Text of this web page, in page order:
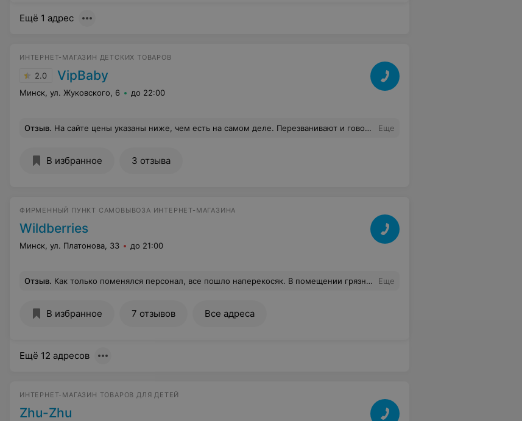
Ещё 1 адрес
ИНТЕРНЕТ-МАГАЗИН ДЕТСКИХ ТОВАРОВ
2.0 VipBaby
Минск, ул. Жуковского, 6 до 22:00
Отзыв. На сайте цены указаны ниже, чем есть на самом деле. Перезванивают и говорят, что цена выше. Еще
В избранное 3 отзыва
ФИРМЕННЫЙ ПУНКТ САМОВЫВОЗА ИНТЕРНЕТ-МАГАЗИНА
Wildberries
Минск, ул. Платонова, 33 до 21:00
Отзыв. Как только поменялся персонал, все пошло наперекосяк. В помещении грязно, новые сотрудники необязательны и неприветливы. Не могут найти заказы. Мой фильтр потеряли, но пообещали найти и перезвонить. Ага. Никто так и не связался. Периодически орёт музыка, захламлено коробками помещение... Мрак. Еще
В избранное 7 отзывов Все адреса
Ещё 12 адресов
ИНТЕРНЕТ-МАГАЗИН ТОВАРОВ ДЛЯ ДЕТЕЙ
Zhu-Zhu